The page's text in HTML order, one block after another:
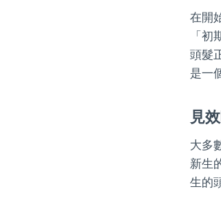
在開
「
頭髮
是一
見
大多
新生
生的